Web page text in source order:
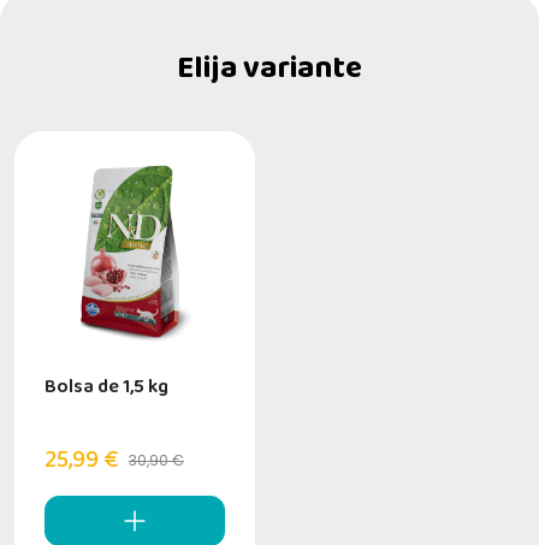
Elija variante
Bolsa de 1,5 kg
25,99 € 30,90 €